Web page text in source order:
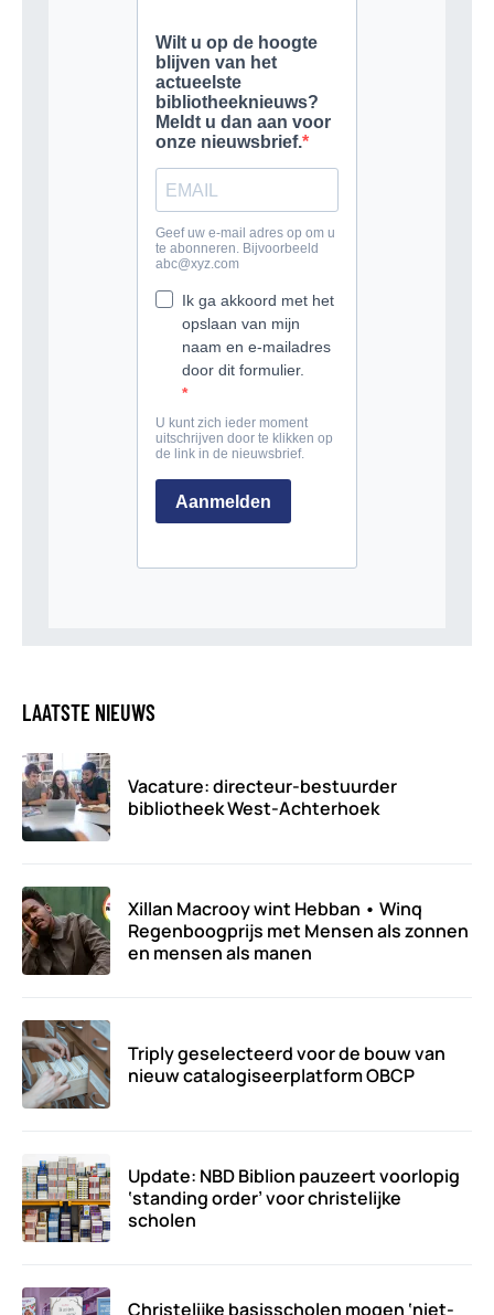
LAATSTE NIEUWS
Vacature: directeur-bestuurder
bibliotheek West-Achterhoek
Xillan Macrooy wint Hebban • Winq
Regenboogprijs met Mensen als zonnen
en mensen als manen
Triply geselecteerd voor de bouw van
nieuw catalogiseerplatform OBCP
Update: NBD Biblion pauzeert voorlopig
‘standing order’ voor christelijke
scholen
Christelijke basisscholen mogen ‘niet-